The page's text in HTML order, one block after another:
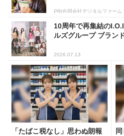
PR(合同会社デジタルファーム
10周年で再集結の
ルズグループ ブラン
2026.07.13
「たばこ税なし」思わぬ朗報